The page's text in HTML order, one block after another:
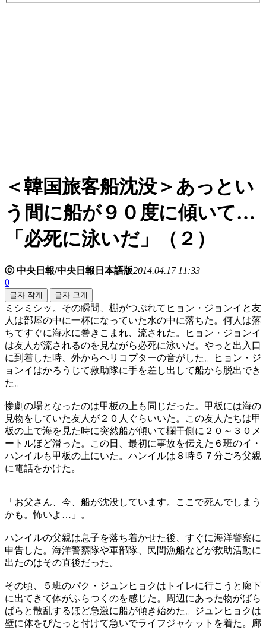
＜韓国旅客船沈没＞あっとい
う間に船が９０度に傾いて…
「必死に泳いだ」（２）
ⓒ 中央日報/中央日報日本語版2014.04.17 11:33
0
글자 작게 글자 크게
ミシミシッ。その瞬間、棚がつぶれてヒョン・ジョンイと友
人は部屋の中に一杯になっていた水の中に落ちた。何人は落
ちてすぐに海水に巻きこまれ、流された。ヒョン・ジョンイ
は友人が流されるのを見ながら必死に泳いだ。やっと出入口
に到着した時、外からヘリコプターの音がした。ヒョン・ジ
ョンイはかろうじて救助隊に手を差し出して船から脱出でき
た。
惨劇の場となったのは甲板の上も同じだった。甲板には海の
見物をしていた友人が２０人ぐらいいた。この友人たちは甲
板の上で海を見た時に突然船が傾いて欄干側に２０～３０メ
ートルほど滑った。この日、最初に事故を伝えた６班のイ・
ハンイルも甲板の上にいた。ハンイルは８時５７分ごろ父親
に電話をかけた。
「お父さん、今、船が沈没しています。ここで死んでしまう
かも。怖いよ…」。
ハンイルの父親は息子を落ち着かせた後、すぐに海洋警察に
申告した。海洋警察隊や軍部隊、民間漁船などが救助活動に
出たのはその直後だった。
その頃、５班のパク・ジュンヒョクはトイレに行こうと廊下
に出てきて体がふらつくのを感じた。周辺にあった物がばら
ばらと散乱するほど急激に船が傾き始めた。ジュンヒョクは
壁に体をぴたっと付けて急いでライフジャケットを着た。廊